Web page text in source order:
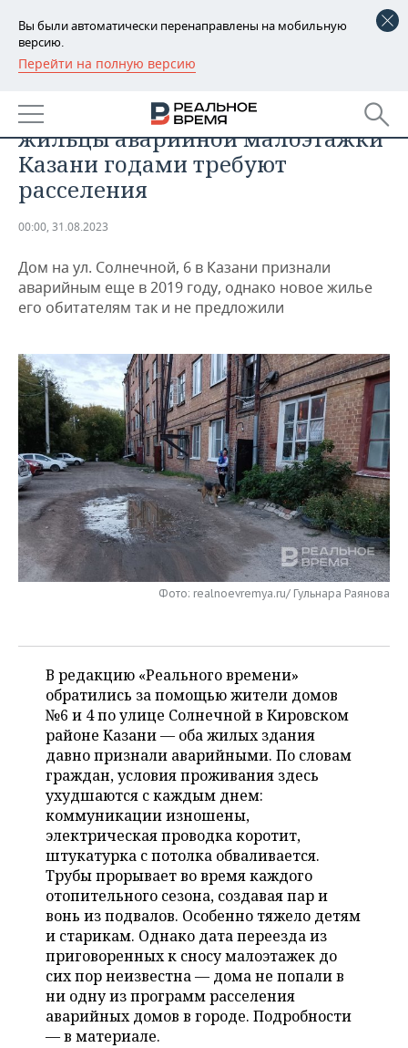
Вы были автоматически перенаправлены на мобильную
версию.
Перейти на полную версию
РЕГИОНЫ
БАШКОРТОСТАН
ТАТАРСТАН
УДМУРТИЯ
НОВОСТИ
АНАЛИТИКА
НОВОСТИ АНАЛИТИКИ
ДЕКЛАРАЦИИ О ДОХОДАХ
КОРОЛИ ГОСЗАКАЗА ПФО
ВУЗЫ ТАТАРСТАНА
КОМУ ПРИНАДЛЕЖАТ
ТОРГОВЫЕ ЦЕНТРЫ
ТАТАРСТАНА
ЭКОНОМИКА
НОВОСТИ ЭКОНОМИКИ
ФИНАНСЫ
БАНКИ
БЮДЖЕТ
ИНВЕСТИЦИИ
ПРОМЫШЛЕННОСТЬ
НОВОСТИ
ПРОМЫШЛЕННОСТИ
МАШИНОСТРОЕНИЕ
НЕФТЕХИМИЯ
НЕФТЬ
ОПК
ЭНЕРГЕТИКА
НЕДВИЖИМОСТЬ
НОВОСТИ НЕДВИЖИМОСТИ
АВТО
НОВОСТИ АВТО
БИЗНЕС
НОВОСТИ БИЗНЕСА
РОЗНИЧНАЯ ТОРГОВЛЯ
ТРАНСПОРТ
УСЛУГИ
ТЕХНОЛОГИИ
НОВОСТИ ТЕХНОЛОГИЙ
IT
МЕДИА
ТЕЛЕКОММУНИКАЦИИ
МЕРОПРИЯТИЯ
НОВОСТИ МЕРОПРИЯТИЙ
ВЫЕЗДНАЯ РЕДАКЦИЯ
БИЗНЕС-БРАНЧИ
ОТКРЫТАЯ ЛЕКЦИЯ
СПОРТ
НОВОСТИ СПОРТА
ФУТБОЛ
БАСКЕТБОЛ
ВОЛЕЙБОЛ
КИБЕРСПОРТ
ФИГУРНОЕ КАТАНИЕ
ВОДНЫЕ ВИДЫ СПОРТА
ХОККЕЙ С МЯЧОМ
ОБЩЕСТВО
НОВОСТИ ОБЩЕСТВА
ИНФРАСТРУКТУРА
ИСТОРИЯ
КУЛЬТУРА
МЕДИЦИНА
ОБРАЗОВАНИЕ
ПРОИСШЕСТВИЯ
ФОТОГАЛЕРЕЯ
СПИСОК ПЕРСОН
СПИСОК КОМПАНИЙ
ПОЛНАЯ ВЕРСИЯ
«Соседка не дождалась»:
жильцы аварийной малоэтажки
Казани годами требуют
расселения
00:00, 31.08.2023
Дом на ул. Солнечной, 6 в Казани признали
аварийным еще в 2019 году, однако новое жилье
его обитателям так и не предложили
Фото: realnoevremya.ru/ Гульнара Раянова
В редакцию «Реального времени»
обратились за помощью жители домов
№6 и 4 по улице Солнечной в Кировском
районе Казани — оба жилых здания
давно признали аварийными. По словам
граждан, условия проживания здесь
ухудшаются с каждым днем:
коммуникации изношены,
электрическая проводка коротит,
штукатурка с потолка обваливается.
Трубы прорывает во время каждого
отопительного сезона, создавая пар и
вонь из подвалов. Особенно тяжело детям
и старикам. Однако дата переезда из
приговоренных к сносу малоэтажек до
сих пор неизвестна — дома не попали в
ни одну из программ расселения
аварийных домов в городе. Подробности
— в материале.